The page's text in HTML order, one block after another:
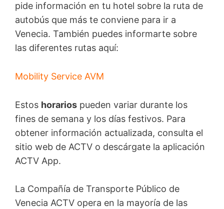
pide información en tu hotel sobre la ruta de
autobús que más te conviene para ir a
Venecia. También puedes informarte sobre
las diferentes rutas aquí:
Mobility Service AVM
Estos horarios pueden variar durante los
fines de semana y los días festivos. Para
obtener información actualizada, consulta el
sitio web de ACTV o descárgate la aplicación
ACTV App.
La Compañía de Transporte Público de
Venecia ACTV opera en la mayoría de las